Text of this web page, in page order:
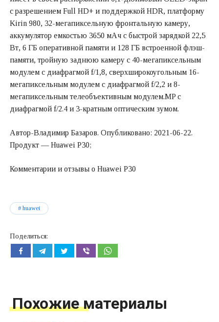
с разрешением Full HD+ и поддержкой HDR, платформу
Kirin 980, 32-мегапиксельную фронтальную камеру,
аккумулятор емкостью 3650 мАч с быстрой зарядкой 22,5
Вт, 6 ГБ оперативной памяти и 128 ГБ встроенной флэш-
памяти, тройную заднюю камеру с 40-мегапиксельным
модулем с диафрагмой f/1,8, сверхширокоугольным 16-
мегапиксельным модулем с диафрагмой f/2,2 и 8-
мегапиксельным телеобъективным модулем.MP с
диафрагмой f/2.4 и 3-кратным оптическим зумом.
Автор-Владимир Базаров. Опубликовано: 2021-06-22.
Продукт — Huawei P30;
Комментарии и отзывы о Huawei P30
huawei
Поделиться:
Похожие материалы